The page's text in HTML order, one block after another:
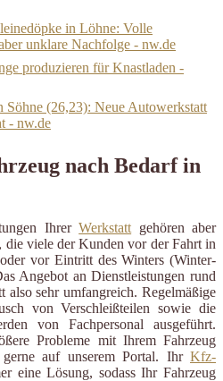
in Löhne: Volle
unklare Nachfolge - nw.de
produzieren für Knastladen -
Söhne (26,23): Neue Autowerkstatt
- nw.de
nach Bedarf in
IhrerWerkstatt gehören aber
die viele der Kunden vor der Fahrt in
vor Eintritt des Winters (Winter-
Angebot an Dienstleistungen rund
sehr umfangreich. Regelmäßige
von Verschleißteilen sowie die
von Fachpersonal ausgeführt.
Probleme mit Ihrem Fahrzeug
auf unserem Portal. Ihr Kfz-
eine Lösung, sodass Ihr Fahrzeug